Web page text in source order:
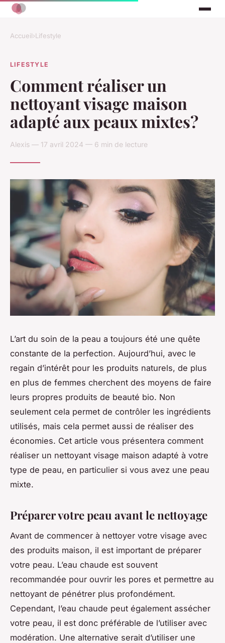
Accueil›Lifestyle
LIFESTYLE
Comment réaliser un
nettoyant visage maison
adapté aux peaux mixtes?
Alexis — 17 avril 2024 — 6 min de lecture
L’art du soin de la peau a toujours été une quête
constante de la perfection. Aujourd’hui, avec le
regain d’intérêt pour les produits naturels, de plus
en plus de femmes cherchent des moyens de faire
leurs propres produits de beauté bio. Non
seulement cela permet de contrôler les ingrédients
utilisés, mais cela permet aussi de réaliser des
économies. Cet article vous présentera comment
réaliser un nettoyant visage maison adapté à votre
type de peau, en particulier si vous avez une peau
mixte.
Préparer votre peau avant le nettoyage
Avant de commencer à nettoyer votre visage avec
des produits maison, il est important de préparer
votre peau. L’eau chaude est souvent
recommandée pour ouvrir les pores et permettre au
nettoyant de pénétrer plus profondément.
Cependant, l’eau chaude peut également assécher
votre peau, il est donc préférable de l’utiliser avec
modération. Une alternative serait d’utiliser une